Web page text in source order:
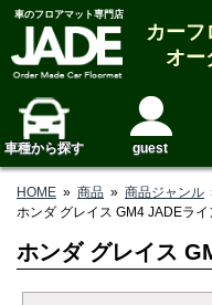
車のフロアマット専門店
カーフ
オー
車種から探す guest
HOME » 商品 » 商品ジャンル
ホンダ グレイス GM4 JADEライ
ホンダ グレイス